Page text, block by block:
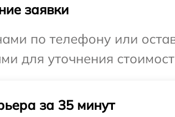
заявки
по телефону или
для уточнения
за 35 минут